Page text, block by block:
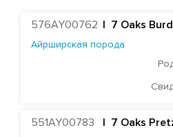
Абердин-ангусская порода
Голштинская красно-пестрая
576AY00762 7 Oaks
Айрширская порода
551AY00783 | 7 Oaks